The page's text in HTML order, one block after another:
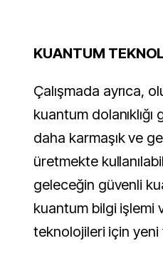
KUANTUM
Çalışmada ayrıca,
kuantum
daha karmaşık ve
üretmekte
geleceğin güvenli
kuantum bilgi işlemi
teknolojileri için yeni